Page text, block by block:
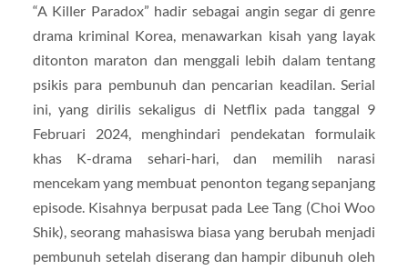
“A Killer Paradox” hadir sebagai angin segar di genre
drama kriminal Korea, menawarkan kisah yang layak
ditonton maraton dan menggali lebih dalam tentang
psikis para pembunuh dan pencarian keadilan. Serial
ini, yang dirilis sekaligus di Netflix pada tanggal 9
Februari 2024, menghindari pendekatan formulaik
khas K-drama sehari-hari, dan memilih narasi
mencekam yang membuat penonton tegang sepanjang
episode. Kisahnya berpusat pada Lee Tang (Choi Woo
Shik), seorang mahasiswa biasa yang berubah menjadi
pembunuh setelah diserang dan hampir dibunuh oleh